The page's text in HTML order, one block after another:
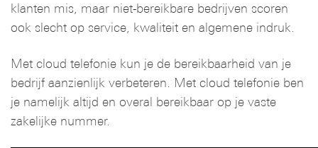
klanten mis, maar niet-bereikbare bedrijven scoren
ook slecht op service, kwaliteit en algemene indruk.
Met cloud telefonie kun je de bereikbaarheid van je
bedrijf aanzienlijk verbeteren. Met cloud telefonie ben
je namelijk altijd en overal bereikbaar op je vaste
zakelijke nummer.